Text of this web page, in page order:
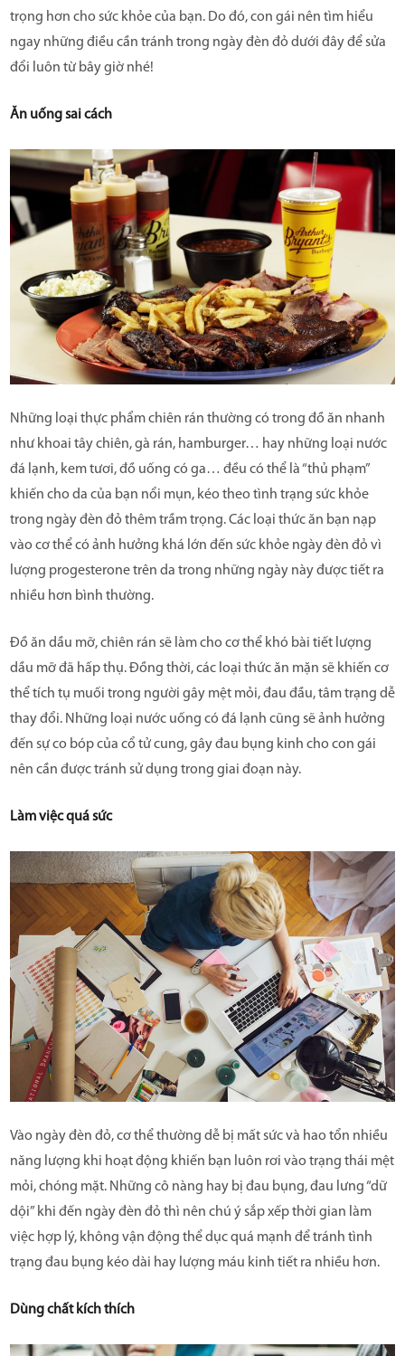
trọng hơn cho sức khỏe của bạn. Do đó, con gái nên tìm hiểu
ngay những điều cần tránh trong ngày đèn đỏ dưới đây để sửa
đổi luôn từ bây giờ nhé!
Ăn uống sai cách
Những loại thực phẩm chiên rán thường có trong đồ ăn nhanh
như khoai tây chiên, gà rán, hamburger… hay những loại nước
đá lạnh, kem tươi, đồ uống có ga… đều có thể là “thủ phạm”
khiến cho da của bạn nổi mụn, kéo theo tình trạng sức khỏe
trong ngày đèn đỏ thêm trầm trọng. Các loại thức ăn bạn nạp
vào cơ thể có ảnh hưởng khá lớn đến sức khỏe ngày đèn đỏ vì
lượng progesterone trên da trong những ngày này được tiết ra
nhiều hơn bình thường.
Đồ ăn dầu mỡ, chiên rán sẽ làm cho cơ thể khó bài tiết lượng
dầu mỡ đã hấp thụ. Đồng thời, các loại thức ăn mặn sẽ khiến cơ
thể tích tụ muối trong người gây mệt mỏi, đau đầu, tâm trạng dễ
thay đổi. Những loại nước uống có đá lạnh cũng sẽ ảnh hưởng
đến sự co bóp của cổ tử cung, gây đau bụng kinh cho con gái
nên cần được tránh sử dụng trong giai đoạn này.
Làm việc quá sức
Vào ngày đèn đỏ, cơ thể thường dễ bị mất sức và hao tổn nhiều
năng lượng khi hoạt động khiến bạn luôn rơi vào trạng thái mệt
mỏi, chóng mặt. Những cô nàng hay bị đau bụng, đau lưng “dữ
dội” khi đến ngày đèn đỏ thì nên chú ý sắp xếp thời gian làm
việc hợp lý, không vận động thể dục quá mạnh để tránh tình
trạng đau bụng kéo dài hay lượng máu kinh tiết ra nhiều hơn.
Dùng chất kích thích